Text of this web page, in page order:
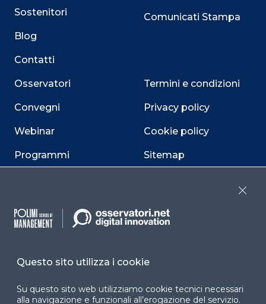
Sostenitori
Blog
Contatti
Osservatori
Convegni
Webinar
Programmi
Comunicati Stampa
Termini e condizioni
Privacy policy
Cookie policy
Sitemap
Cookie Center
Questo sito utilizza i cookie
Su questo sito web utilizziamo cookie tecnici necessari
alla navigazione e funzionali all’erogazione del servizio.